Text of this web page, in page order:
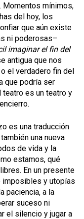
Momentos mínimos,
del hoy, los
que aún existe
ni poderosas–
imaginar el fin del
antigua que nos
el verdadero fin del
que podría ser
teatro es un teatro y
es una traducción
una nueva
de vida y la
estamos, qué
En un presente
imposibles y utopías
paciencia, a la
suceso ni
el silencio y jugar a